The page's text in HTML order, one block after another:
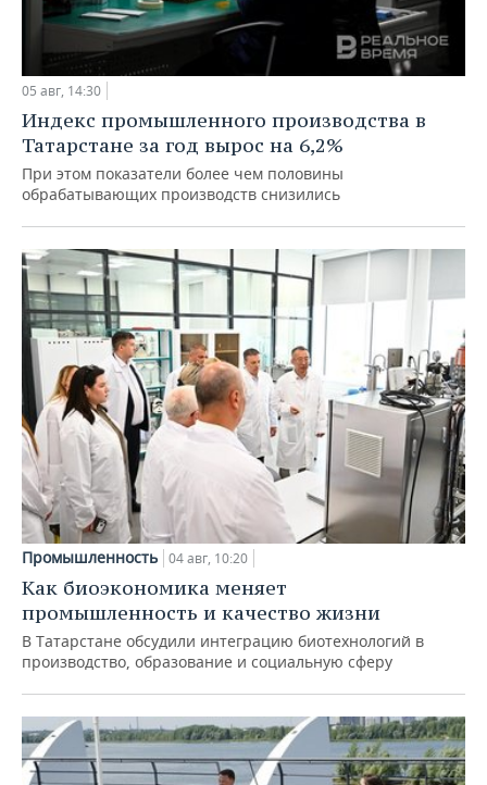
05 авг, 14:30
Индекс промышленного производства в
Татарстане за год вырос на 6,2%
При этом показатели более чем половины
обрабатывающих производств снизились
Промышленность 04 авг, 10:20
Как биоэкономика меняет
промышленность и качество жизни
В Татарстане обсудили интеграцию биотехнологий в
производство, образование и социальную сферу